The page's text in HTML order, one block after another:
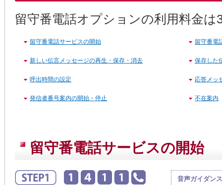
留守番電話オプションの利用料金は
留守番電話サービスの開始 留守番電
新しい伝言メッセージの再生・保存・消去 保存した
呼出時間の設定 応答メッ
発信者番号案内の開始・停止 不在案内
留守番電話サービスの開始
音声ガイダンス